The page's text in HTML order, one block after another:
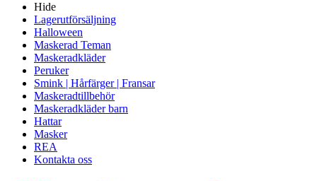
Hide
Lagerutförsäljning
Halloween
Maskerad Teman
Maskeradkläder
Peruker
Smink | Hårfärger | Fransar
Maskeradtillbehör
Maskeradkläder barn
Hattar
Masker
REA
Kontakta oss